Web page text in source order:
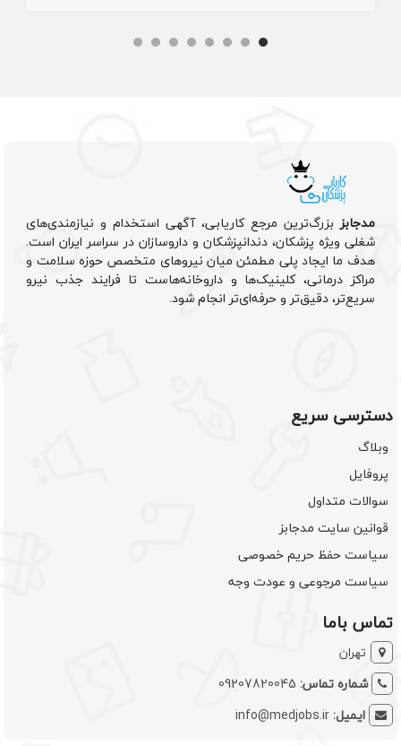
مدجابزبزرگ‌ترین مرجع کاریابی، آگهی استخدام و نیازمندی‌های
شغلی ویژه پزشکان، دندانپزشکان و داروسازان در سراسر ایران است.
هدف ما ایجاد پلی مطمئن میان نیروهای متخصص حوزه سلامت و
مراکز درمانی، کلینیک‌ها و داروخانه‌هاست تا فرایند جذب نیرو
سریع‌تر، دقیق‌تر و حرفه‌ای‌تر انجام شود.
دسترسی سریع
وبلاگ
پروفایل
سوالات متداول
قوانین سایت مدجابز
سیاست حفظ حریم خصوصی
سیاست مرجوعی و عودت وجه
تماس باما
تهران
شماره تماس: 09207820045
ایمیل:info@medjobs.ir